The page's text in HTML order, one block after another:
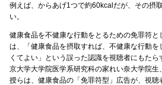
例えば、からあげ1つで約60kcalだが、その摂
い。
健康食品を不健康な行動をとるための免罪符
は、「健康食品を摂取すれば、不健康な行動
くてよい」という誤った認識を視聴者にもた
京大学大学院医学系研究科の家れい奈大学院
授らは、健康食品の「免罪符型」広告が、視聴